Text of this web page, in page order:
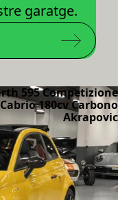
garatge.
595 Competizione
Cabrio 180cv Carbono
Akrapovic